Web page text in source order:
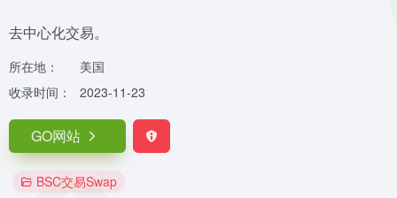
去中心化交易。
所在地：
美国
收录时间：
2023-11-23
GO网站
BSC交易Swap